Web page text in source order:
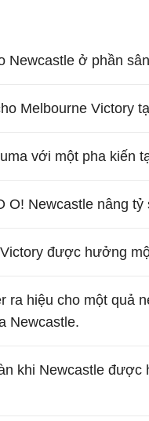
Newcastle ở phần
Melbourne Victory
với một pha kiến
O! Newcastle nâng
được hưởng
ra hiệu cho một quả
Newcastle.
khi Newcastle